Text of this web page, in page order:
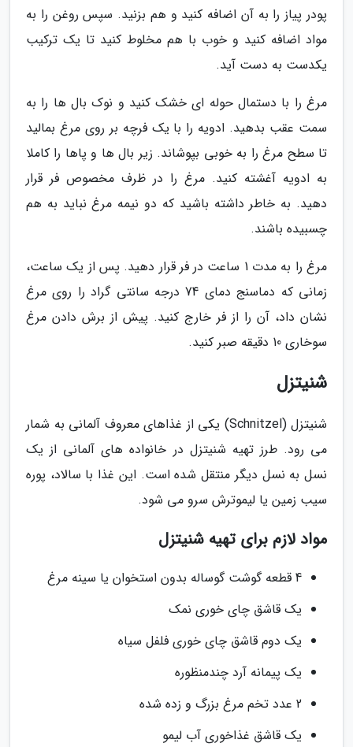
پودر پیاز را به آن اضافه کنید و هم بزنید. سپس روغن را به
مواد اضافه کنید و خوب با هم مخلوط کنید تا یک ترکیب
یکدست به دست آید.
مرغ را با دستمال حوله ای خشک کنید و نوک بال ها را به
سمت عقب بدهید. ادویه را با یک فرچه بر روی مرغ بمالید
تا سطح مرغ را به خوبی بپوشاند. زیر بال ها و پاها را کاملا
به ادویه آغشته کنید. مرغ را در ظرف مخصوص فر قرار
دهید. به خاطر داشته باشید که دو نیمه مرغ نباید به هم
چسبیده باشند.
مرغ را به مدت 1 ساعت در فر قرار دهید. پس از یک ساعت،
زمانی که دماسنج دمای 74 درجه سانتی گراد را روی مرغ
نشان داد، آن را از فر خارج کنید. پیش از برش دادن مرغ
سوخاری 10 دقیقه صبر کنید.
شنیتزل
شنیتزل (Schnitzel) یکی از غذاهای معروف آلمانی به شمار
می رود. طرز تهیه شنیتزل در خانواده های آلمانی از یک
نسل به نسل دیگر منتقل شده است. این غذا با سالاد، پوره
سیب زمین یا لیموترش سرو می شود.
مواد لازم برای تهیه شنیتزل
4 قطعه گوشت گوساله بدون استخوان یا سینه مرغ
یک قاشق چای خوری نمک
یک دوم قاشق چای خوری فلفل سیاه
یک پیمانه آرد چندمنظوره
2 عدد تخم مرغ بزرگ و زده شده
یک قاشق غذاخوری آب لیمو